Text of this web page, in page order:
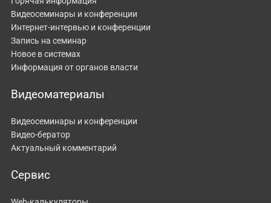
Видеосеминары и конференции
Интернет-интервью и конференции
Запись на семинар
Новое в системах
Информация от органов власти
Видеоматериалы
Видеосеминары и конференции
Видео-бератор
Актуальный комментарий
Сервис